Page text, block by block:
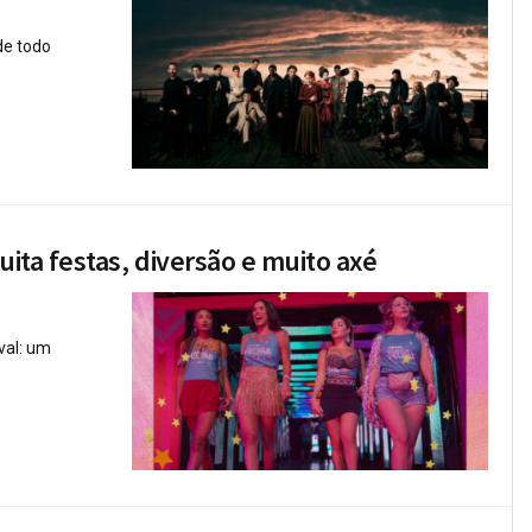
todo
festas, diversão e muito axé
um